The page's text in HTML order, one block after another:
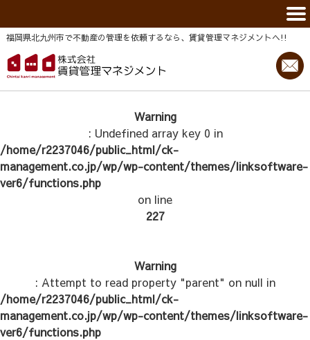
福岡県北九州市で不動産の管理を依頼するなら、賃貸管理マネジメントヘ!!
Warning
: Undefined array key 0 in
/home/r2237046/public_html/ck-
management.co.jp/wp/wp-content/themes/linksoftware-
ver6/functions.php
on line
227
Warning
: Attempt to read property "parent" on null in
/home/r2237046/public_html/ck-
management.co.jp/wp/wp-content/themes/linksoftware-
ver6/functions.php